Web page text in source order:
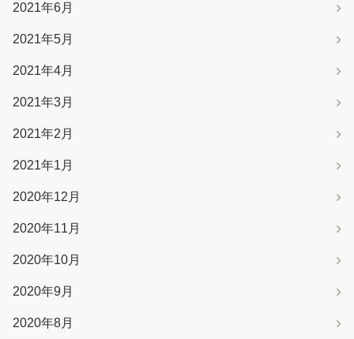
2021年6月
2021年5月
2021年4月
2021年3月
2021年2月
2021年1月
2020年12月
2020年11月
2020年10月
2020年9月
2020年8月